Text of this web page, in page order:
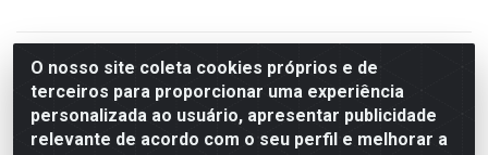
O nosso site coleta cookies próprios e de
terceiros para proporcionar uma experiência
personalizada ao usuário, apresentar publicidade
relevante de acordo com o seu perfil e melhorar a
KarneKeijo Logistica Integrada LTDA - Rod. Br-101 Sul, nº3700
- Barro, Recife/PE, 50900-400 CNPJ: 24.150.377/0001-95
Estados atendidos pela KarneKeijo: PE, PB e RN.